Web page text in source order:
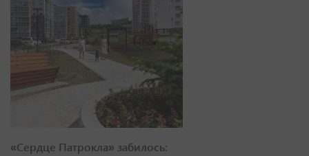
«Сердце Патрокла» забилось: